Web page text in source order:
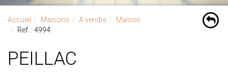
Accueil Maisons A vendre
Maison
Ref. : 4994
PEILLAC